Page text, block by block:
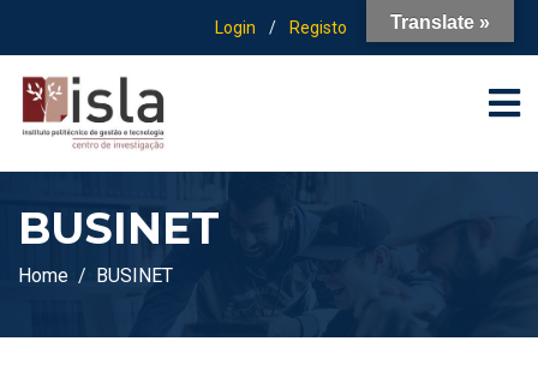
Login / Registo
BUSINET
Home BUSINET
Translate »